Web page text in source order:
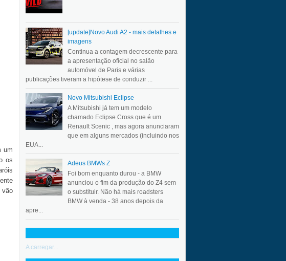
um
os
vão
[update]Novo Audi A2 - mais detalhes e
imagens
Continua a contagem decrescente para
a apresentação oficial no salão
automóvel de Paris e várias
publicações tiveram a hipótese de conduzir ...
Novo Mitsubishi Eclipse
A Mitsubishi já tem um modelo
chamado Eclipse Cross que é um
Renault Scenic , mas agora anunciaram
que em alguns mercados (incluindo nos
EUA...
Adeus BMWs Z
Foi bom enquanto durou - a BMW
anunciou o fim da produção do Z4 sem
o substituir. Não há mais roadsters
BMW à venda - 38 anos depois da
apre...
A carregar...